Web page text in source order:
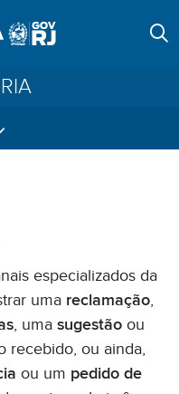
especializados da
uma reclamação,
, uma sugestão ou
recebido, ou ainda,
ou um pedido de